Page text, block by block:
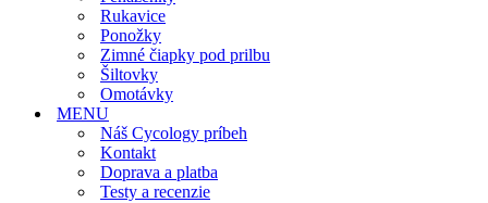
Rukavice
Ponožky
Zimné čiapky pod prilbu
Šiltovky
Omotávky
MENU
Náš Cycology príbeh
Kontakt
Doprava a platba
Testy a recenzie